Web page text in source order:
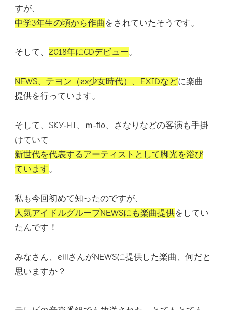
すが、
中学3年生の頃から作曲 をされていたそうです。
そして、 2018年にCDデビュー。
NEWS、テヨン（ex少女時代）、EXIDなどに楽曲
提供を行っています。
そして、SKY‐HI、ｍ‐flo、さなりなどの客演も手掛
けていて
新世代を代表するアーティストとして脚光を浴び
ています。
私も今回初めて知ったのですが、
人気アイドルグループNEWSにも楽曲提供をしてい
たんです！
みなさん、eillさんがNEWSに提供した楽曲、何だと
思いますか？